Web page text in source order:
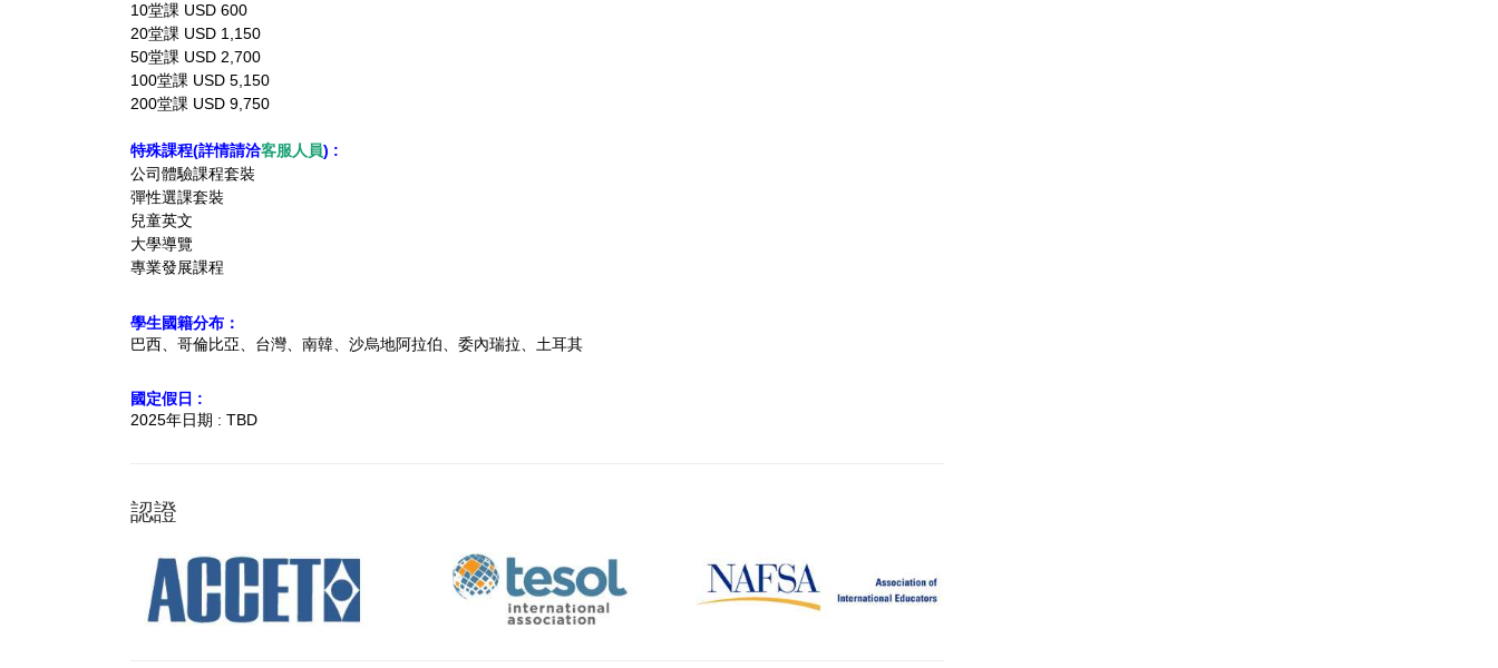
10堂課 USD 600
20堂課 USD 1,150
50堂課 USD 2,700
100堂課 USD 5,150
200堂課 USD 9,750
特殊課程(詳情請洽客服人員) :
公司體驗課程套裝
彈性選課套裝
兒童英文
大學導覽
專業發展課程
學生國籍分布：
巴西、哥倫比亞、台灣、南韓、沙烏地阿拉伯、委內瑞拉、土耳其
國定假日 :
2025年日期 : TBD
認證